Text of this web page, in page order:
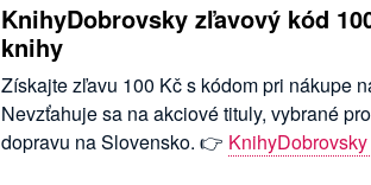
KnihyDobrovsky zľavový kód
knihy
Získajte zľavu 100 Kč s kódom pri nákupe
Nevzťahuje sa na akciové tituly, vybrané
dopravu na Slovensko. 👉